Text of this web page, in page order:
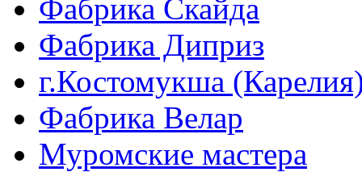
Фабрика Скайда
Фабрика Диприз
г.Костомукша
Фабрика Велар
Муромские мастера